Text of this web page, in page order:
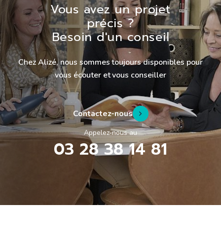
Vous avez un projet
précis ?
Besoin d'un conseil
Chez Alizé, nous sommes toujours disponibles pour
vous écouter et vous conseiller
Contactez-nous
Appelez-nous au
03 28 38 14 81